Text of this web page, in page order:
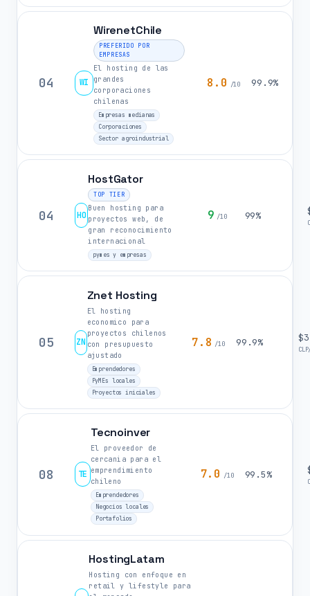
04 WI
WirenetChile
PREFERIDO POR
EMPRESAS
El hosting de las
grandes
corporaciones
chilenas
Empresas medianas
Corporaciones
Sector agroindustrial
8.0 /10 99.9%
04 HO
HostGator
TOP TIER
Buen hosting para
proyectos web, de
gran reconocimiento
internacional
pymes y empresas
9 /10 99%
05 ZN
Znet Hosting
El hosting
economico para
proyectos chilenos
con presupuesto
ajustado
Emprendedores
PyMEs locales
Proyectos iniciales
7.8 /10 99.9%
08 TE
Tecnoinver
El proveedor de
cercania para el
emprendimiento
chileno
Emprendedores
Negocios locales
Portafolios
7.0 /10 99.5%
HostingLatam
Hosting con enfoque en
retail y lifestyle para